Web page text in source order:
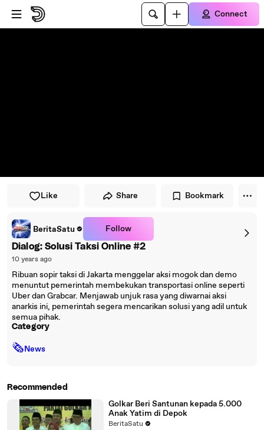
Skip to player
Skip to main content
Connect
Like Share Bookmark
BeritaSatu Follow
Dialog: Solusi Taksi Online #2
10 years ago
Ribuan sopir taksi di Jakarta menggelar aksi mogok dan demo
menuntut pemerintah membekukan transportasi online seperti
Uber dan Grabcar. Menjawab unjuk rasa yang diwarnai aksi
anarkis ini, pemerintah segera mencarikan solusi yang adil untuk
semua pihak.
Category
🗞News
Recommended
Golkar Beri Santunan kepada 5.000
Anak Yatim di Depok
BeritaSatu